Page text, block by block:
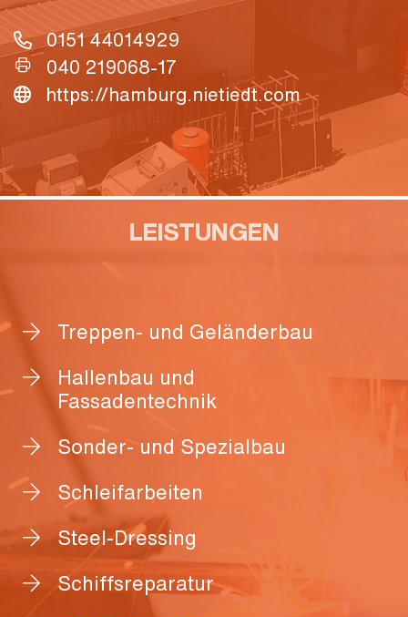
0151 44014929
040 219068-17
https://hamburg.nietiedt.com
LEISTUNGEN
Treppen- und Geländerbau
Hallenbau und
Fassadentechnik
Sonder- und Spezialbau
Schleifarbeiten
Steel-Dressing
Schiffsreparatur